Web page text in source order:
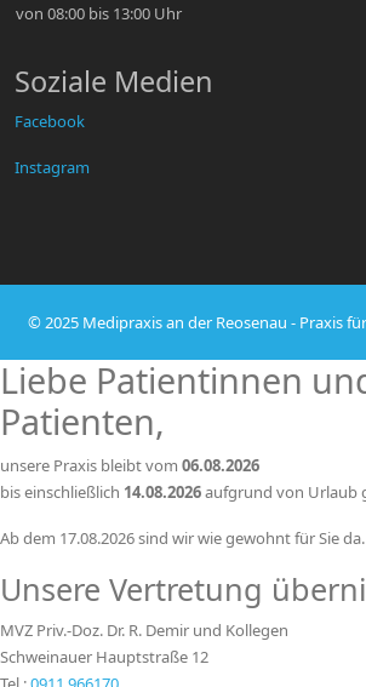
von 08:00 bis 13:00 Uhr
Soziale Medien
Facebook
Instagram
© 2025 Medipraxis an der Reosenau - Praxis
Liebe Patientinnen
Patienten,
unsere Praxis bleibt vom 06.08.2026
bis einschließlich 14.08.2026aufgrund von Urlaub
Ab dem 17.08.2026 sind wir wie gewohnt für Sie da.
Unsere Vertretung
MVZ Priv.-Doz. Dr. R. Demir und Kollegen
Schweinauer Hauptstraße 12